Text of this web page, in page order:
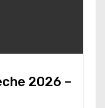
2026 –